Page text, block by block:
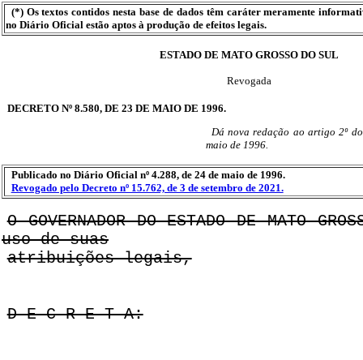
(*) Os textos contidos nesta base de dados têm caráter meramente
no Diário Oficial estão aptos à produção de efeitos legais.
ESTADO DE MATO GROSSO DO SUL
Revogada
DECRETO Nº 8.580, DE 23 DE MAIO DE 1996.
Dá nova redação ao artigo 2º
maio de 1996.
Publicado no Diário Oficial nº 4.288, de 24 de maio de 1996.
Revogado pelo Decreto nº 15.762, de 3 de setembro de 2021.
O GOVERNADOR DO ESTADO DE MATO
uso de suas
atribuições legais,
D E C R E T A: